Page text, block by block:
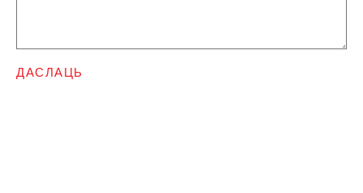
ДАСЛАЦЬ